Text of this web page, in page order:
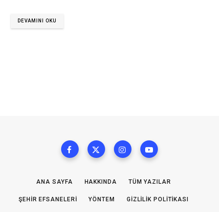
DEVAMINI OKU
ANA SAYFA HAKKINDA TÜM YAZILAR
ŞEHIR EFSANELERI YÖNTEM GIZLILIK POLITIKASI